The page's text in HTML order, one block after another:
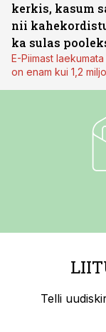
kerkis, kasum
nii
ka sulas
E-Piimast
on enam kui 1,2
Telli